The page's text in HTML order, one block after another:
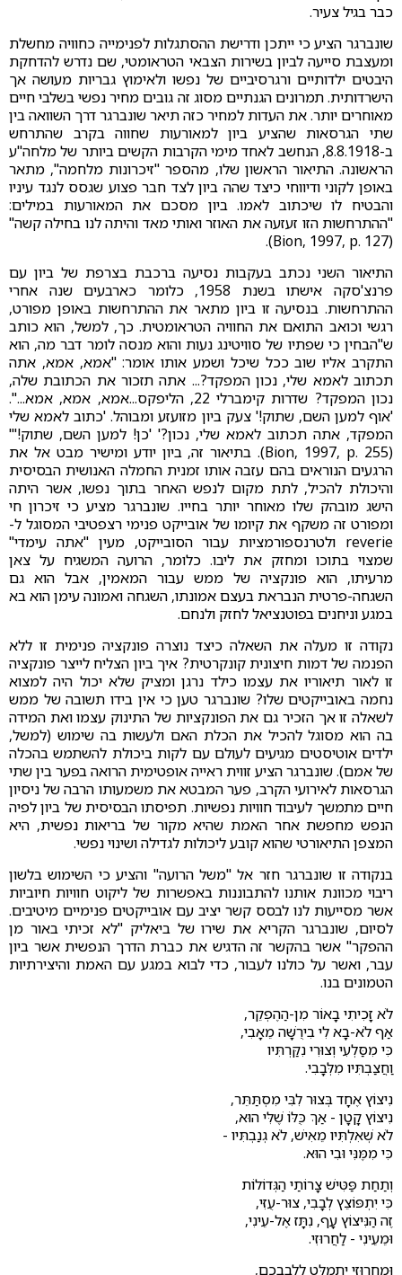
כבר בגיל צעיר.
שונברגר הציע כי ייתכן ודרישת ההסתגלות לפנימייה כחוויה מחשלת
ומעצבת סייעה לביון בשירות הצבאי הטראומטי, שם נדרש להדחקת
היבטים ילדותיים ורגרסיביים של נפשו ולאימוץ גבריות מעושה אך
הישרדותית. תמרונים הגנתיים מסוג זה גובים מחיר נפשי בשלבי חיים
מאוחרים יותר. את העדות למחיר כזה תיאר שונברגר דרך השוואה בין
שתי הגרסאות שהציע ביון למאורעות שחווה בקרב שהתרחש
ב-8.8.1918, הנחשב לאחד מימי הקרבות הקשים ביותר של מלחה"ע
הראשונה. התיאור הראשון שלו, מהספר "זיכרונות מלחמה", מתאר
באופן לקוני ודיווחי כיצד שהה ביון לצד חבר פצוע שגסס לנגד עיניו
והבטיח לו שיכתוב לאמו. ביון מסכם את המאורעות במילים:
"ההתרחשות הזו זעזעה את האוזר ואותי מאד והיתה לנו בחילה קשה"
(Bion, 1997, p. 127).
התיאור השני נכתב בעקבות נסיעה ברכבת בצרפת של ביון עם
פרנצ'סקה אישתו בשנת 1958, כלומר כארבעים שנה אחרי
ההתרחשות. בנסיעה זו ביון מתאר את ההתרחשות באופן מפורט,
רגשי וכואב התואם את החוויה הטראומטית. כך, למשל, הוא כותב
ש"הבחין כי שפתיו של סוויטינג נעות והוא מנסה לומר דבר מה, הוא
התקרב אליו שוב ככל שיכל ושמע אותו אומר: "אמא, אמא, אתה
תכתוב לאמא שלי, נכון המפקד?... אתה תזכור את הכתובת שלה,
נכון המפקד? שדרות קימברלי 22, הליפקס...אמא, אמא, אמא...".
'אוף למען השם, שתוק!' צעק ביון מזועזע ומבוהל. 'כתוב לאמא שלי
המפקד, אתה תכתוב לאמא שלי, נכון?' 'כן! למען השם, שתוק!'"
(Bion, 1997, p. 255). בתיאור זה, ביון יודע ומישיר מבט אל את
הרגעים הנוראים בהם עזבה אותו זמנית החמלה האנושית הבסיסית
והיכולת להכיל, לתת מקום לנפש האחר בתוך נפשו, אשר היתה
הישג מובהק שלו מאוחר יותר בחייו. שונברגר מציע כי זיכרון חי
ומפורט זה משקף את קיומו של אובייקט פנימי רצפטיבי המסוגל ל-
reverie ולטרנספורמציות עבור הסובייקט, מעין "אתה עימדי"
שמצוי בתוכו ומחזק את ליבו. כלומר, הרועה המשגיח על צאן
מרעיתו, הוא פונקציה של ממש עבור המאמין, אבל הוא גם
השגחה-פרטית הנבראת בעצם אמונתו, השגחה ואמונה עימן הוא בא
במגע וניחנים בפוטנציאל לחזק ולנחם.
נקודה זו מעלה את השאלה כיצד נוצרה פונקציה פנימית זו ללא
הפנמה של דמות חיצונית קונקרטית? איך ביון הצליח לייצר פונקציה
זו לאור תיאוריו את עצמו כילד נרגן ומציק שלא יכול היה למצוא
נחמה באובייקטים שלו? שונברגר טען כי אין בידו תשובה של ממש
לשאלה זו אך הזכיר גם את הפונקציות של התינוק עצמו ואת המידה
בה הוא מסוגל להכיל את הכלת האם ולעשות בה שימוש (למשל,
ילדים אוטיסטים מגיעים לעולם עם לקות ביכולת להשתמש בהכלה
של אמם). שונברגר הציע זווית ראייה אופטימית הרואה בפער בין שתי
הגרסאות לאירועי הקרב, פער המבטא את משמעותו הרבה של ניסיון
חיים מתמשך לעיבוד חוויות נפשיות. תפיסתו הבסיסית של ביון לפיה
הנפש מחפשת אחר האמת שהיא מקור של בריאות נפשית, היא
המצפן התיאורטי שהוא קובע ליכולות לגדילה ושינוי נפשי.
בנקודה זו שונברגר חזר אל "משל הרועה" והציע כי השימוש בלשון
ריבוי מכוונת אותנו להתבוננות באפשרות של ליקוט חוויות חיוביות
אשר מסייעות לנו לבסס קשר יציב עם אובייקטים פנימיים מיטיבים.
לסיום, שונברגר הקריא את שירו של ביאליק "לא זכיתי באור מן
ההפקר" אשר בהקשר זה הדגיש את כברת הדרך הנפשית אשר ביון
עבר, ואשר על כולנו לעבור, כדי לבוא במגע עם האמת והיצירתיות
הטמונים בנו.
לֹא זָכִיתִי בָאוֹר מִן-הַהֶפְקֵר,
אַף לֹא-בָא לִי בִירֻשָּׁה מֵאָבִי,
כִּי מִסַּלְעִי וְצוּרִי נִקַּרְתִּיו
וַחֲצַבְתִּיו מִלְּבָבִי.
נִיצוֹץ אֶחָד בְּצוּר לִבִּי מִסְתַּתֵּר,
נִיצוֹץ קָטָן - אַךְ כֻּלּוֹ שֶׁלִּי הוּא,
לֹא שְׁאִלְתִּיו מֵאִישׁ, לֹא גְנַבְתִּיו -
כִּי מִמֶּנִּי וּבִי הוּא.
וְתַחַת פַּטִּישׁ צָרוֹתַי הַגְּדוֹלוֹת
כִּי יִתְפּוֹצֵץ לְבָבִי, צוּר-עֻזִּי,
זֶה הַנִּיצוֹץ עָף, נִתָּז אֶל-עֵינִי,
וּמֵעֵינִי - לַחֲרוּזִי.
וּמֵחֲרוּזִי יִתְמַלֵּט לִלְבַבְכֶם,